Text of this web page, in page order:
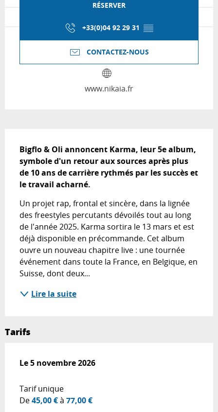
RÉSERVER
+33(0)04 92 29 31 ▒▒
CONTACTEZ-NOUS
www.nikaia.fr
Bigflo & Oli annoncent Karma, leur 5e album,
symbole d'un retour aux sources après plus
de 10 ans de carrière rythmés par les succès et
le travail acharné.
Un projet rap, frontal et sincère, dans la lignée
des freestyles percutants dévoilés tout au long
de l'année 2025. Karma sortira le 13 mars et est
déjà disponible en précommande. Cet album
ouvre un nouveau chapitre live : une tournée
événement dans toute la France, en Belgique, en
Suisse, dont deux...
Lire la suite
Tarifs
Le5 novembre 2026
Le5 novembre 2026
Tarif unique
De45,00 €à 77,00 €